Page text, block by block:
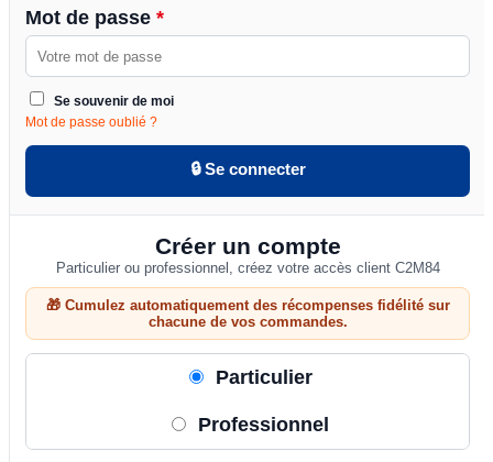
Mot de passe *
Se souvenir de moi
Mot de passe oublié ?
🔒 Se connecter
Créer un compte
Particulier ou professionnel, créez votre accès client C2M84
🎁 Cumulez automatiquement des récompenses fidélité sur
chacune de vos commandes.
Particulier
Professionnel